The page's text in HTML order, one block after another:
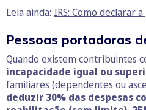
Leia ainda: IRS: Como declarar
Pessoas portadoras
Quando existem contribuintes
incapacidade igual ou
familiares (dependentes ou
deduzir 30% das despesas